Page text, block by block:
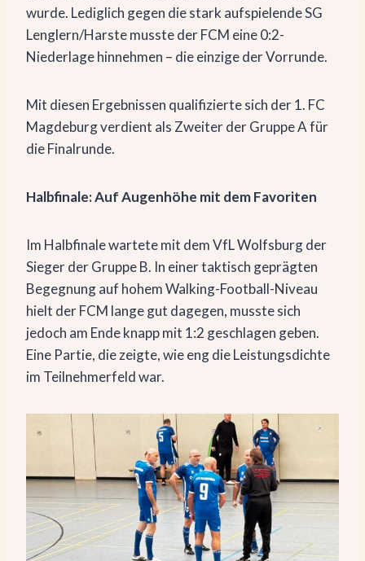
wurde. Lediglich gegen die stark aufspielende SG
Lenglern/Harste musste der FCM eine 0:2-
Niederlage hinnehmen – die einzige der Vorrunde.
Mit diesen Ergebnissen qualifizierte sich der 1. FC
Magdeburg verdient als Zweiter der Gruppe A für
die Finalrunde.
Halbfinale: Auf Augenhöhe mit dem Favoriten
Im Halbfinale wartete mit dem VfL Wolfsburg der
Sieger der Gruppe B. In einer taktisch geprägten
Begegnung auf hohem Walking-Football-Niveau
hielt der FCM lange gut dagegen, musste sich
jedoch am Ende knapp mit 1:2 geschlagen geben.
Eine Partie, die zeigte, wie eng die Leistungsdichte
im Teilnehmerfeld war.